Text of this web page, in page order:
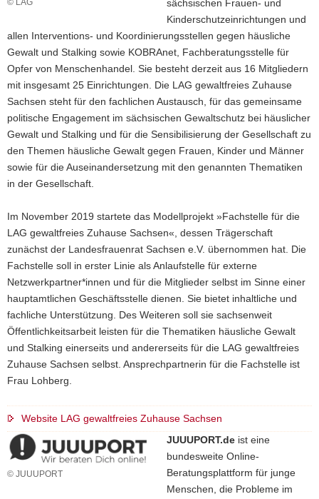
sächsischen Frauen- und
Kinderschutzeinrichtungen und
allen Interventions- und Koordinierungsstellen gegen häusliche
Gewalt und Stalking sowie KOBRAnet, Fachberatungsstelle für
Opfer von Menschenhandel. Sie besteht derzeit aus 16 Mitgliedern
mit insgesamt 25 Einrichtungen. Die LAG gewaltfreies Zuhause
Sachsen steht für den fachlichen Austausch, für das gemeinsame
politische Engagement im sächsischen Gewaltschutz bei häuslicher
Gewalt und Stalking und für die Sensibilisierung der Gesellschaft zu
den Themen häusliche Gewalt gegen Frauen, Kinder und Männer
sowie für die Auseinandersetzung mit den genannten Thematiken
in der Gesellschaft.
Im November 2019 startete das Modellprojekt »Fachstelle für die
LAG gewaltfreies Zuhause Sachsen«, dessen Trägerschaft
zunächst der Landesfrauenrat Sachsen e.V. übernommen hat. Die
Fachstelle soll in erster Linie als Anlaufstelle für externe
Netzwerkpartner*innen und für die Mitglieder selbst im Sinne einer
hauptamtlichen Geschäftsstelle dienen. Sie bietet inhaltliche und
fachliche Unterstützung. Des Weiteren soll sie sachsenweit
Öffentlichkeitsarbeit leisten für die Thematiken häusliche Gewalt
und Stalking einerseits und andererseits für die LAG gewaltfreies
Zuhause Sachsen selbst. Ansprechpartnerin für die Fachstelle ist
Frau Lohberg.
Website LAG gewaltfreies Zuhause Sachsen
© JUUUPORT
JUUUPORT.de ist eine
bundesweite Online-
Beratungsplattform für junge
Menschen, die Probleme im